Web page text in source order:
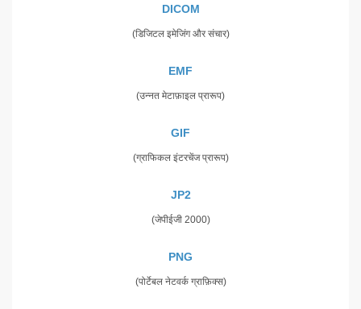
DICOM
(डिजिटल इमेजिंग और संचार)
EMF
(उन्नत मेटाफ़ाइल प्रारूप)
GIF
(ग्राफिकल इंटरचेंज प्रारूप)
JP2
(जेपीईजी 2000)
PNG
(पोर्टेबल नेटवर्क ग्राफ़िक्स)